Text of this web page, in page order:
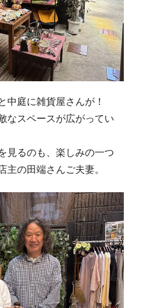
中庭に雑貨屋さんが！
なスペースが広がってい
見るのも、楽しみの一つ
主の田端さんご夫妻。